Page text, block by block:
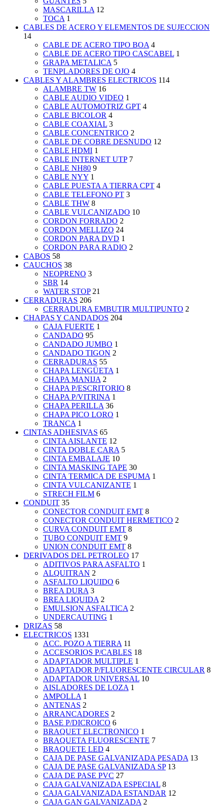
MASCARILLA 12
TOCA 1
CABLES DE ACERO Y ELEMENTOS DE SUJECCION
14
CABLE DE ACERO TIPO BOA 4
CABLE DE ACERO TIPO CASCABEL 1
GRAPA METALICA 5
TENPLADORES DE OJO 4
CABLES Y ALAMBRES ELECTRICOS 114
ALAMBRE TW 16
CABLE AUDIO VIDEO 1
CABLE AUTOMOTRIZ GPT 4
CABLE BICOLOR 4
CABLE COAXIAL 3
CABLE CONCENTRICO 2
CABLE DE COBRE DESNUDO 12
CABLE HDMI 1
CABLE INTERNET UTP 7
CABLE NH80 9
CABLE NYY 1
CABLE PUESTA A TIERRA CPT 4
CABLE TELEFONO PT 3
CABLE THW 8
CABLE VULCANIZADO 10
CORDON FORRADO 2
CORDON MELLIZO 24
CORDON PARA DVD 1
CORDON PARA RADIO 2
CABOS 58
CAUCHOS 38
NEOPRENO 3
SBR 14
WATER STOP 21
CERRADURAS 206
CERRADURA EMBUTIR MULTIPUNTO 2
CHAPAS Y CANDADOS 204
CAJA FUERTE 1
CANDADO 95
CANDADO JUMBO 1
CANDADO TIGON 2
CERRADURAS 55
CHAPA LENGÜETA 1
CHAPA MANIJA 2
CHAPA P/ESCRITORIO 8
CHAPA P/VITRINA 1
CHAPA PERILLA 36
CHAPA PICO LORO 1
TRANCA 1
CINTAS ADHESIVAS 65
CINTA AISLANTE 12
CINTA DOBLE CARA 5
CINTA EMBALAJE 10
CINTA MASKING TAPE 30
CINTA TERMICA DE ESPUMA 1
CINTA VULCANIZANTE 1
STRECH FILM 6
CONDUIT 35
CONECTOR CONDUIT EMT 8
CONECTOR CONDUIT HERMETICO 2
CURVA CONDUIT EMT 8
TUBO CONDUIT EMT 9
UNION CONDUIT EMT 8
DERIVADOS DEL PETROLEO 17
ADITIVOS PARA ASFALTO 1
ALQUITRAN 2
ASFALTO LIQUIDO 6
BREA DURA 3
BREA LIQUIDA 2
EMULSION ASFALTICA 2
UNDERCAUTING 1
DRIZAS 58
ELECTRICOS 1331
ACC. POZO A TIERRA 11
ACCESORIOS P/CABLES 18
ADAPTADOR MULTIPLE 1
ADAPTADOR P/FLUORESCENTE CIRCULAR 8
ADAPTADOR UNIVERSAL 10
AISLADORES DE LOZA 1
AMPOLLA 1
ANTENAS 2
ARRANCADORES 2
BASE P/DICROICO 6
BRAQUET ELECTRONICO 1
BRAQUETA FLUORESCENTE 7
BRAQUETE LED 4
CAJA DE PASE GALVANIZADA PESADA 13
CAJA DE PASE GALVANIZADA SP 13
CAJA DE PASE PVC 27
CAJA GALVANIZADA ESPECIAL 8
CAJA GALVANIZADA ESTANDAR 12
CAJA GAN GALVANIZADA 2